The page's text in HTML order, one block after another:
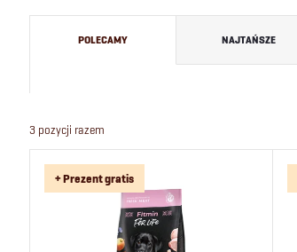
r
POLECAMY NAJTAŃSZE
3 pozycji razem
L + Prezent gratis